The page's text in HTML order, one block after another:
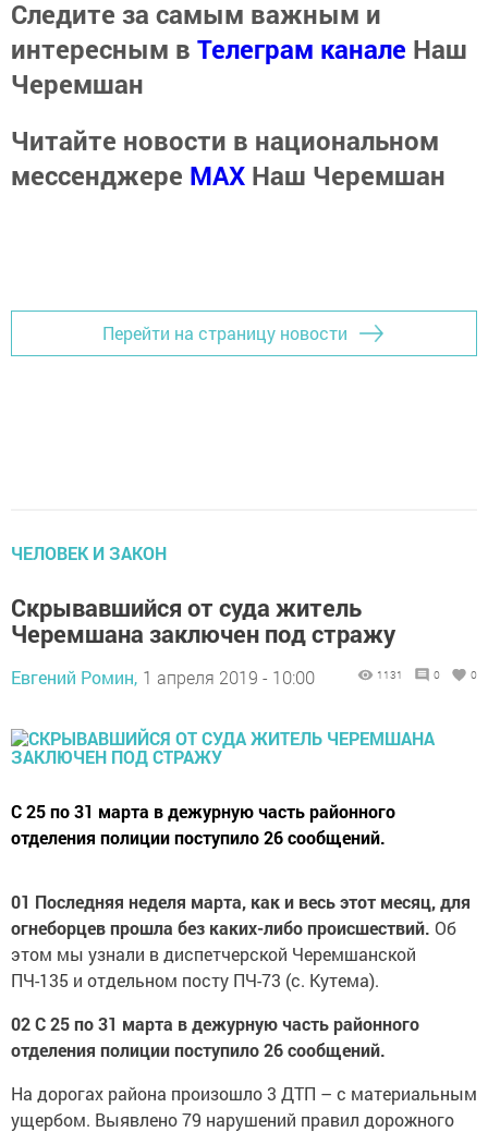
Следите за самым важным и
интересным в Телеграм канале Наш
Черемшан
Читайте новости в национальном
мессенджере MАХ Наш Черемшан
Перейти на страницу новости
ЧЕЛОВЕК И ЗАКОН
Скрывавшийся от суда житель
Черемшана заключен под стражу
Евгений Ромин, 1 апреля 2019 - 10:00 1131 0 0
С 25 по 31 марта в дежурную часть районного
отделения полиции поступило 26 сообщений.
01 Последняя неделя марта, как и весь этот месяц, для
огнеборцев прошла без каких-либо происшествий. Об
этом мы узнали в диспетчерской Черемшанской
ПЧ-135 и отдельном посту ПЧ-73 (с. Кутема).
02 С 25 по 31 марта в дежурную часть районного
отделения полиции поступило 26 сообщений.
На дорогах района произошло 3 ДТП – с материальным
ущербом. Выявлено 79 нарушений правил дорожного